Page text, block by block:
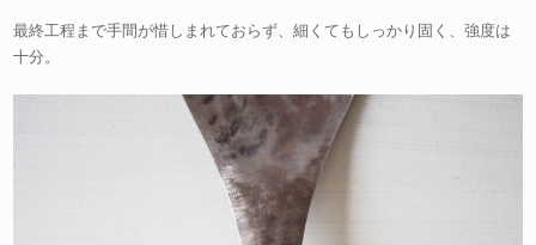
最終工程まで手間が惜しまれておらず、細くてもしっかり固く、強度は
十分。